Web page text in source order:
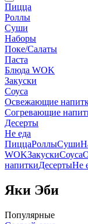
Пицца
Роллы
Суши
Наборы
Поке/Салаты
Паста
Блюда WOK
Закуски
Соуса
Освежающие
Согревающие
Десерты
Не еда
ПиццаРоллыСуши
WOKЗакускиСоуса
напиткиДесертыНе
Яки Эби
Популярные